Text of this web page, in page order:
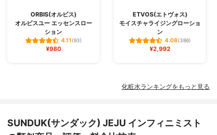
ORBIS(オルビス)
オルビスユー エッセンスロー
ション
4.11(93)
¥980
ETVOS(エトヴォス)
モイスチャライジングローショ
ン
4.08(386)
¥2,992
化粧水ランキングをもっと見る
SUNDUK(サンダック) JEJU インフィニミスト